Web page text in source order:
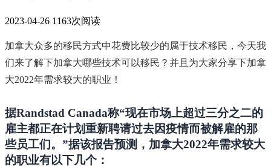
2023-04-26 1163次阅读
加拿大众多的移民方式中花费比较少的属于技术移民，今天我
们来了解下加拿大哪些技术可以移民？并且为大家分享下加拿
大2022年需求较大的职业！
据Randstad Canada称“现在市场上超过三分之二的
雇主都正在计划重新聘请过去因疫情而被解雇的那
些员工们。”据该报告预测，加拿大2022年需求较大
的职业有以下几个：